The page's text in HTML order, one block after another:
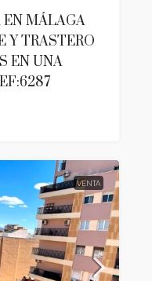
MÁLAGA
Y TRASTERO
EN UNA
VENTA